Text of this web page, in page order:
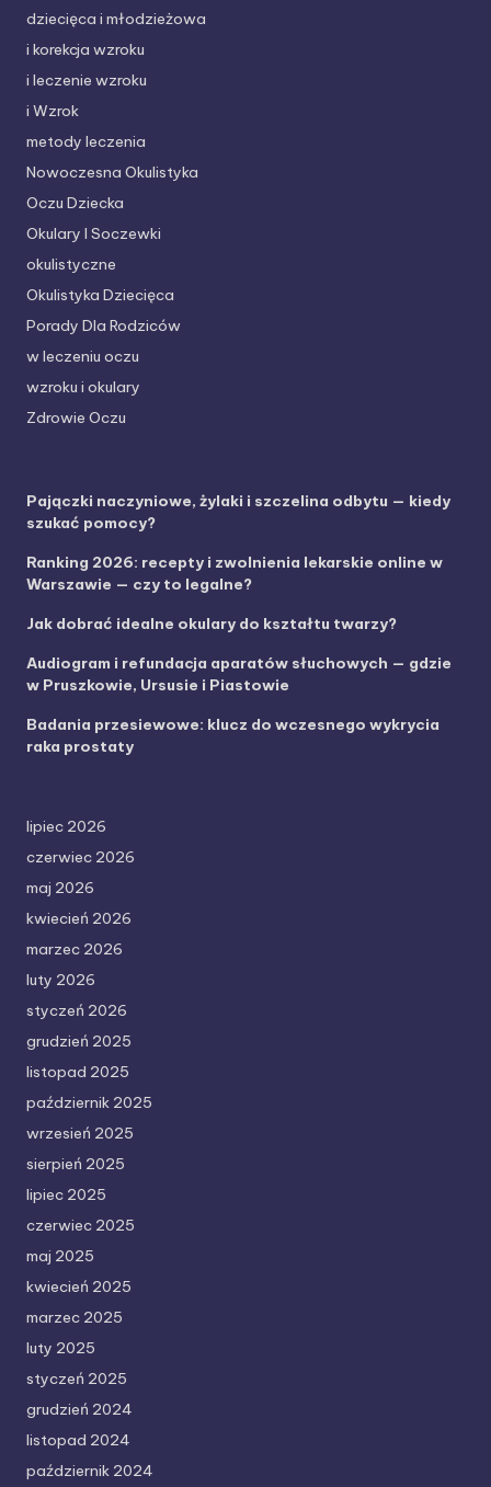
dziecięca i młodzieżowa
i korekcja wzroku
i leczenie wzroku
i Wzrok
metody leczenia
Nowoczesna Okulistyka
Oczu Dziecka
Okulary I Soczewki
okulistyczne
Okulistyka Dziecięca
Porady Dla Rodziców
w leczeniu oczu
wzroku i okulary
Zdrowie Oczu
Pajączki naczyniowe, żylaki i szczelina odbytu — kiedy
szukać pomocy?
Ranking 2026: recepty i zwolnienia lekarskie online w
Warszawie — czy to legalne?
Jak dobrać idealne okulary do kształtu twarzy?
Audiogram i refundacja aparatów słuchowych — gdzie
w Pruszkowie, Ursusie i Piastowie
Badania przesiewowe: klucz do wczesnego wykrycia
raka prostaty
lipiec 2026
czerwiec 2026
maj 2026
kwiecień 2026
marzec 2026
luty 2026
styczeń 2026
grudzień 2025
listopad 2025
październik 2025
wrzesień 2025
sierpień 2025
lipiec 2025
czerwiec 2025
maj 2025
kwiecień 2025
marzec 2025
luty 2025
styczeń 2025
grudzień 2024
listopad 2024
październik 2024